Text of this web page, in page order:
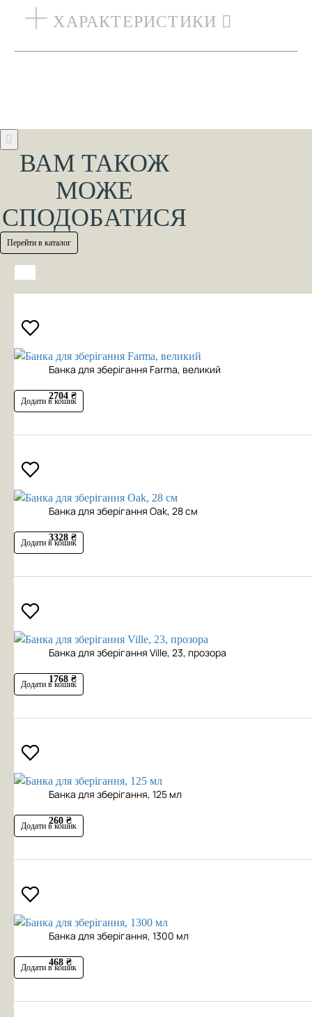
ХАРАКТЕРИСТИКИ
ВАМ ТАКОЖ
МОЖЕ
СПОДОБАТИСЯ
Перейти в каталог
Банка для зберігання Farma, великий
2704 ₴
Додати в кошик
Банка для зберігання Oak, 28 см
3328 ₴
Додати в кошик
Банка для зберігання Ville, 23, прозора
1768 ₴
Додати в кошик
Банка для зберігання, 125 мл
260 ₴
Додати в кошик
Банка для зберігання, 1300 мл
468 ₴
Додати в кошик